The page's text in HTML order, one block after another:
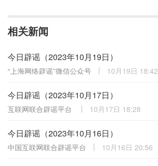
相关新闻
今日辟谣（2023年10月19日）
“上海网络辟谣”微信公众号 10月19日 18:42
今日辟谣（2023年10月17日）
互联网联合辟谣平台 10月17日 18:28
今日辟谣（2023年10月16日）
中国互联网联合辟谣平台 10月16日 20:56